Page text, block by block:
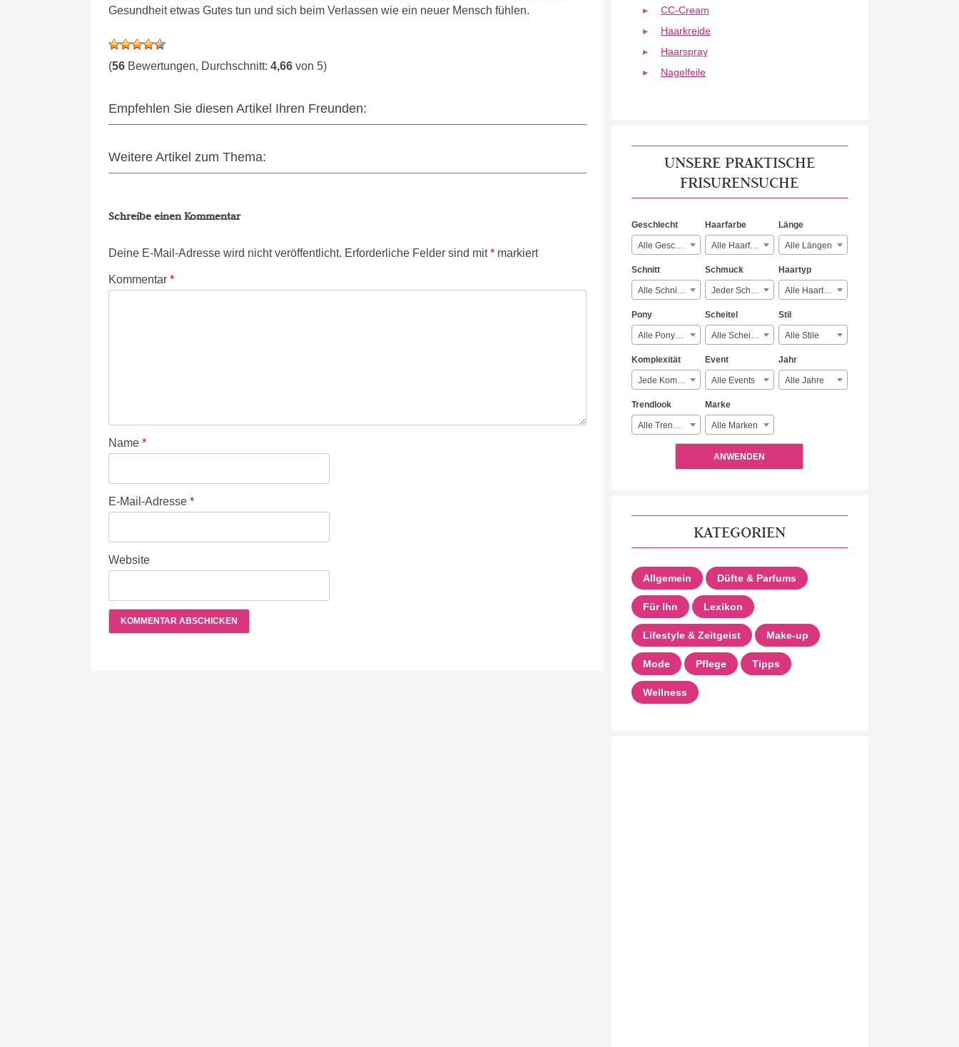
Gesundheit etwas Gutes tun und sich beim Verlassen wie ein neuer Mensch fühlen.
(56 Bewertungen, Durchschnitt: 4,66 von 5)
Empfehlen Sie diesen Artikel Ihren Freunden:
Weitere Artikel zum Thema:
Schreibe einen Kommentar
Deine E-Mail-Adresse wird nicht veröffentlicht. Erforderliche Felder sind mit* markiert
Kommentar *
Name *
E-Mail-Adresse *
Website
CC-Cream
Haarkreide
Haarspray
Nagelfeile
UNSERE PRAKTISCHE
FRISURENSUCHE
Geschlecht
Alle Geschlechter
Haarfarbe
Alle Haarfarben
Länge
Alle Längen
Schnitt
Alle Schnitte
Schmuck
Jeder Schmuck
Haartyp
Alle Haartypen
Pony
Alle Ponyarten
Scheitel
Alle Scheitelarten
Stil
Alle Stile
Komplexität
Jede Komplexität
Event
Alle Events
Jahr
Alle Jahre
Trendlook
Alle Trendlooks
Marke
Alle Marken
ANWENDEN
KATEGORIEN
Allgemein Düfte & Parfums
Für Ihn Lexikon
Lifestyle & Zeitgeist Make-up
Mode Pflege Tipps
Wellness